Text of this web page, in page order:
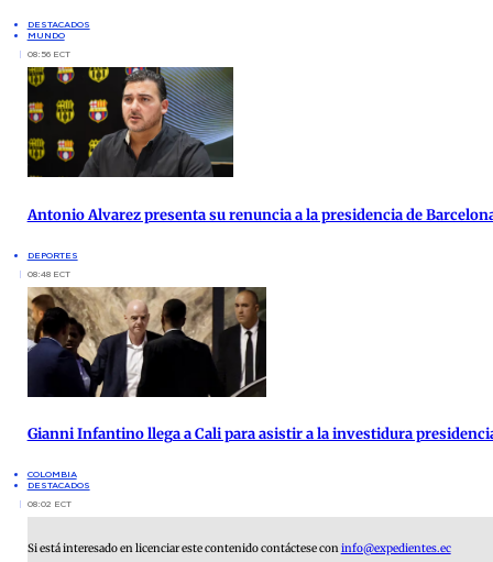
DESTACADOS
MUNDO
08:56 ECT
Antonio Alvarez presenta su renuncia a la presidencia de
DEPORTES
08:48 ECT
Gianni Infantino llega a Cali para asistir a la investidura
COLOMBIA
DESTACADOS
08:02 ECT
Si está interesado en licenciar este contenido contáctese coninfo@expedientes.ec